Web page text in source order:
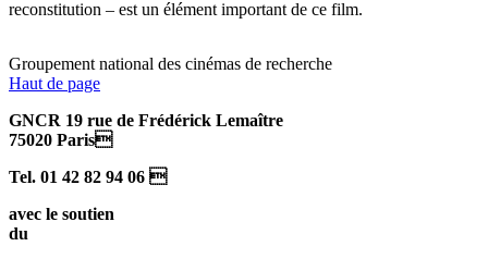
reconstitution – est un élément important de ce film.
Groupement national des cinémas de recherche
Haut de page
GNCR 19 rue de Frédérick Lemaître
75020 Paris
Tel. 01 42 82 94 06 
avec le soutien
du